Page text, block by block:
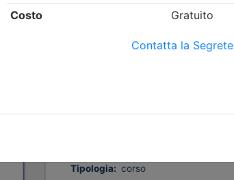
ZES Umbria e Marche:
opportunità per lo sviluppo
Tipologia: corso